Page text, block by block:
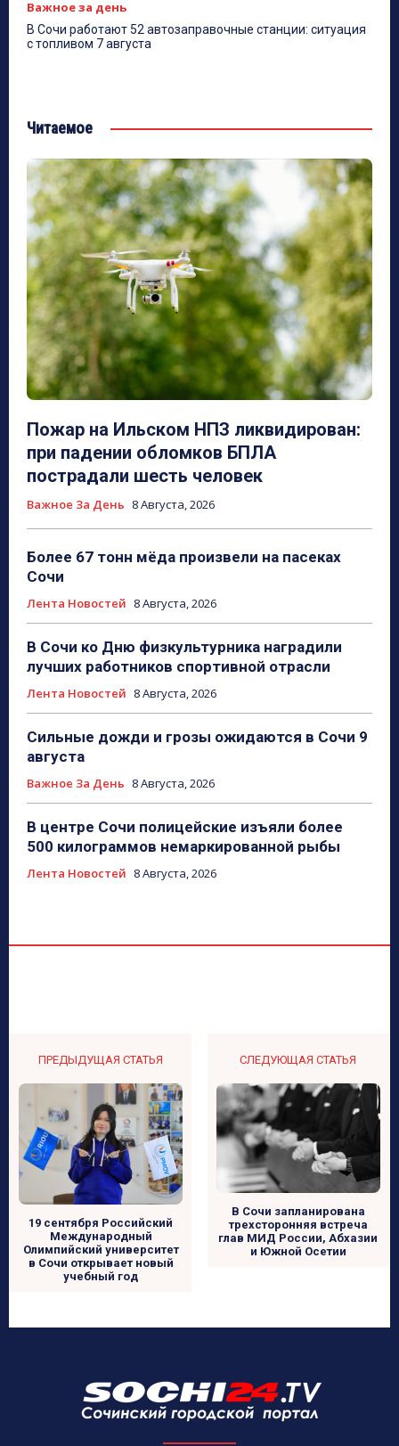
Важное за день
В Сочи работают 52 автозаправочные станции: ситуация
с топливом 7 августа
Читаемое
Пожар на Ильском НПЗ ликвидирован:
при падении обломков БПЛА
пострадали шесть человек
Важное За День 8 Августа, 2026
Более 67 тонн мёда произвели на пасеках
Сочи
Лента Новостей 8 Августа, 2026
В Сочи ко Дню физкультурника наградили
лучших работников спортивной отрасли
Лента Новостей 8 Августа, 2026
Сильные дожди и грозы ожидаются в Сочи 9
августа
Важное За День 8 Августа, 2026
В центре Сочи полицейские изъяли более
500 килограммов немаркированной рыбы
Лента Новостей 8 Августа, 2026
ПРЕДЫДУЩАЯ СТАТЬЯ
19 сентября Российский
Международный
Олимпийский университет
в Сочи открывает новый
учебный год
СЛЕДУЮЩАЯ СТАТЬЯ
В Сочи запланирована
трехсторонняя встреча
глав МИД России, Абхазии
и Южной Осетии